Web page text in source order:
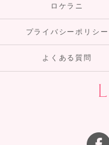
ロケラニ
プライバシーポリシー
よくある質問